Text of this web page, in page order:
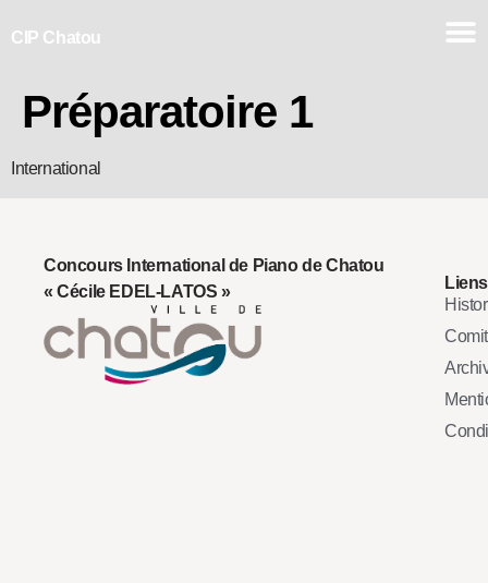
CIP Chatou
Préparatoire 1
International
Concours International de Piano de Chatou
« Cécile EDEL-LATOS »